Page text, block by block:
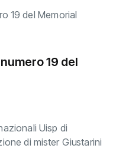
19 del